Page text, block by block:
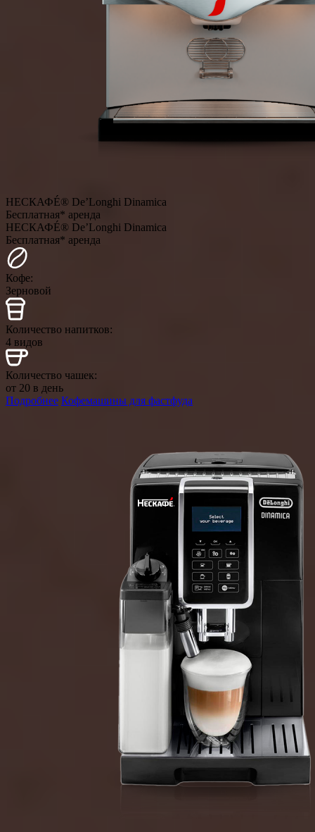
НЕСКАФÉ® De’Longhi Dinamica
Бесплатная* аренда
НЕСКАФÉ® De’Longhi Dinamica
Бесплатная* аренда
Кофе:
Зерновой
Количество напитков:
4 видов
Количество чашек:
от 20 в день
Подробнее Кофемашины для фастфуда